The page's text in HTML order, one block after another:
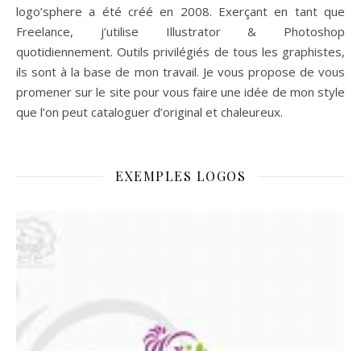
logo’sphere a été créé en 2008. Exerçant en tant que
Freelance, j’utilise Illustrator & Photoshop
quotidiennement. Outils privilégiés de tous les graphistes,
ils sont à la base de mon travail. Je vous propose de vous
promener sur le site pour vous faire une idée de mon style
que l’on peut cataloguer d’original et chaleureux.
EXEMPLES LOGOS